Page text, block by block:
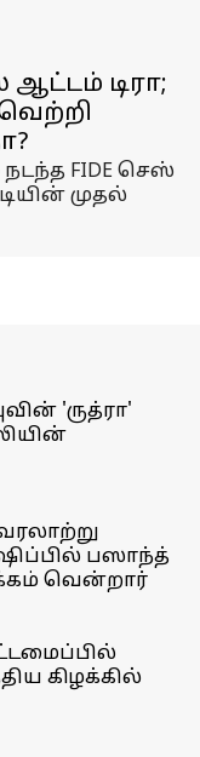
ஆட்டம் டிரா;
FIDE செஸ்
முதல்
'ருத்ரா'
பஸாந்த்
வென்றார்
கிழக்கில்